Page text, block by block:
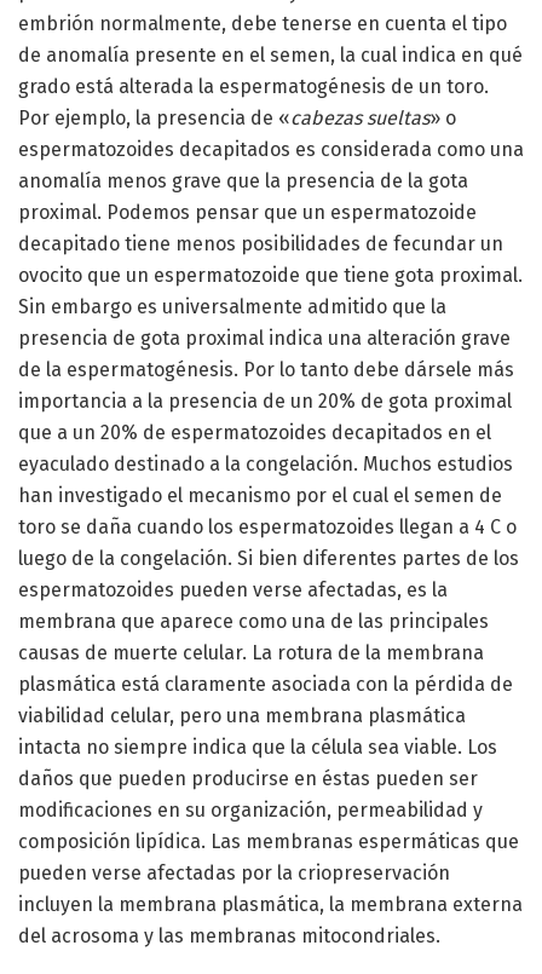
embrión normalmente, debe tenerse en cuenta el tipo
de anomalía presente en el semen, la cual indica en qué
grado está alterada la espermatogénesis de un toro.
Por ejemplo, la presencia de «cabezas sueltas» o
espermatozoides decapitados es considerada como una
anomalía menos grave que la presencia de la gota
proximal. Podemos pensar que un espermatozoide
decapitado tiene menos posibilidades de fecundar un
ovocito que un espermatozoide que tiene gota proximal.
Sin embargo es universalmente admitido que la
presencia de gota proximal indica una alteración grave
de la espermatogénesis. Por lo tanto debe dársele más
importancia a la presencia de un 20% de gota proximal
que a un 20% de espermatozoides decapitados en el
eyaculado destinado a la congelación. Muchos estudios
han investigado el mecanismo por el cual el semen de
toro se daña cuando los espermatozoides llegan a 4 C o
luego de la congelación. Si bien diferentes partes de los
espermatozoides pueden verse afectadas, es la
membrana que aparece como una de las principales
causas de muerte celular. La rotura de la membrana
plasmática está claramente asociada con la pérdida de
viabilidad celular, pero una membrana plasmática
intacta no siempre indica que la célula sea viable. Los
daños que pueden producirse en éstas pueden ser
modificaciones en su organización, permeabilidad y
composición lipídica. Las membranas espermáticas que
pueden verse afectadas por la criopreservación
incluyen la membrana plasmática, la membrana externa
del acrosoma y las membranas mitocondriales.